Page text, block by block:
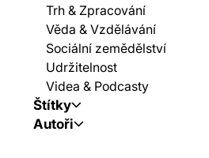
Trh & Zpracování
Věda & Vzdělávání
Sociální zemědělství
Udržitelnost
Videa & Podcasty
Štítky
Autoři